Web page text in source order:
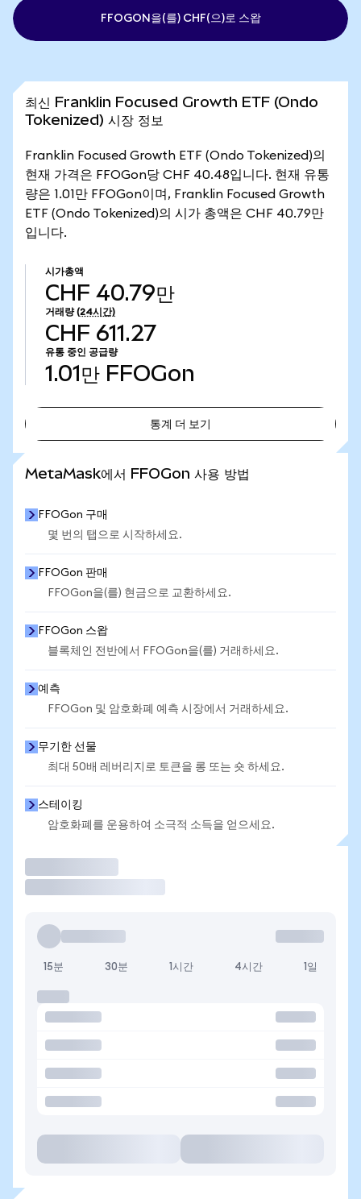
FFOGON을(를) CHF(으)로 스왑
최신 Franklin Focused Growth ETF (Ondo
Tokenized) 시장 정보
Franklin Focused Growth ETF (Ondo Tokenized)의
현재 가격은 FFOGon당 CHF 40.48입니다. 현재 유통
량은 1.01만 FFOGon이며, Franklin Focused Growth
ETF (Ondo Tokenized)의 시가 총액은 CHF 40.79만
입니다.
시가총액
CHF 40.79만
거래량 (24시간)
CHF 611.27
유통 중인 공급량
1.01만 FFOGon
통계 더 보기
MetaMask에서 FFOGon 사용 방법
FFOGon 구매
몇 번의 탭으로 시작하세요.
FFOGon 판매
FFOGon을(를) 현금으로 교환하세요.
FFOGon 스왑
블록체인 전반에서 FFOGon을(를) 거래하세요.
예측
FFOGon 및 암호화폐 예측 시장에서 거래하세요.
무기한 선물
최대 50배 레버리지로 토큰을 롱 또는 숏 하세요.
스테이킹
암호화폐를 운용하여 소극적 소득을 얻으세요.
15분 30분 1시간 4시간 1일